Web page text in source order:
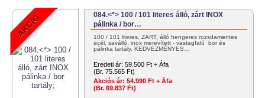
084.<*> 100 / 101 literes álló, zárt INOX
pálinka / bor…
100 / 101 literes, ZÁRT, álló hengeres rozsdamentes
acél, saválló, inox merevített - vastagfalú bor és
pálinka tartály. KEDVEZMÉNYES…
Eredeti ár: 59.500 Ft + Áfa
(Br. 75.565 Ft)
Akciós ár: 54.990 Ft + Áfa
(Br. 69.837 Ft)